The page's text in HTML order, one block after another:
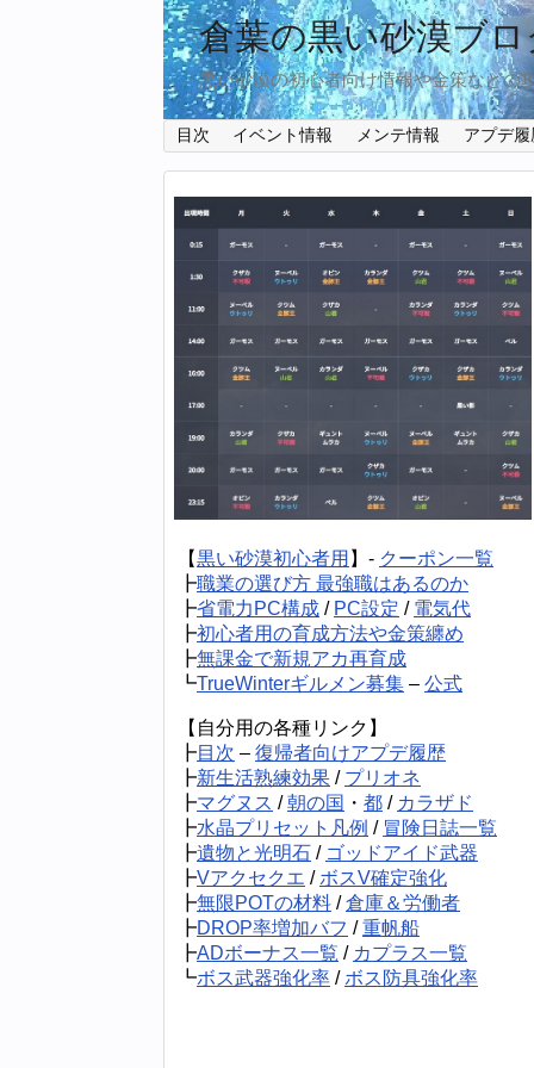
倉葉の黒い砂漠ブロ
黒い砂漠の初心者向け情報や金策などの
目次 イベント情報 メンテ情報 アプデ履
【黒い砂漠初心者用 】- クーポン一覧
┣職業の選び方 最強職はあるのか
┣省電力PC構成 / PC設定 / 電気代
┣初心者用の育成方法や金策纏め
┣無課金で新規アカ再育成
┗TrueWinterギルメン募集 – 公式
【自分用の各種リンク】
┣目次 – 復帰者向けアプデ履歴
┣新生活熟練効果 / プリオネ
┣マグヌス /朝の国 ・ 都 / カラザド
┣水晶プリセット凡例 / 冒険日誌一覧
┣遺物と光明石 / ゴッドアイド武器
┣Vアクセクエ / ボスV確定強化
┣無限POTの材料 /倉庫＆労働者
┣DROP率増加バフ /重帆船
┣ADボーナス一覧 / カプラス一覧
┗ボス武器強化率 / ボス防具強化率